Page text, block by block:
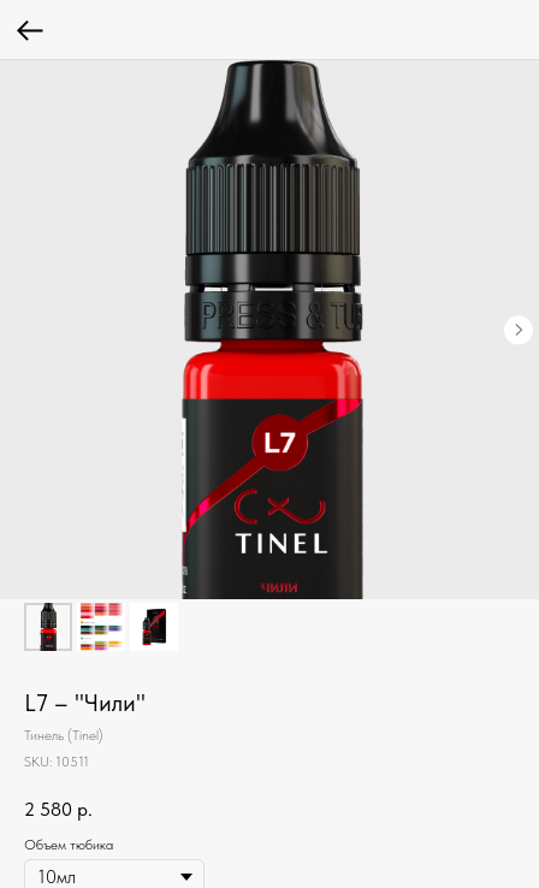
L7 – "Чили"
Тинель (Tinel)
SKU: 10511
2 580 р.
Объем тюбика